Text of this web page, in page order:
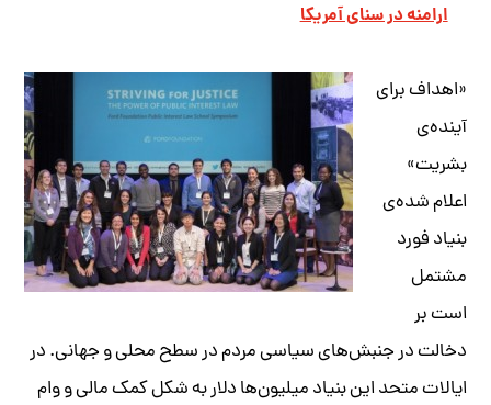
ارامنه در سنای آمریکا
«اهداف برای
آینده­‌ی
بشریت»
اعلام شده­‌ی
بنیاد فورد
مشتمل
است بر
دخالت در جنبش­‌های سیاسی مردم در سطح محلی و جهانی. در
ایالات متحد این بنیاد میلیون­‌ها دلار به ­شکل کمک مالی و وام